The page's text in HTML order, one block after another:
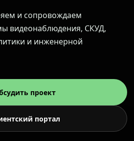
и сопровождаем
видеонаблюдения, СКУД,
и инженерной
проект
портал